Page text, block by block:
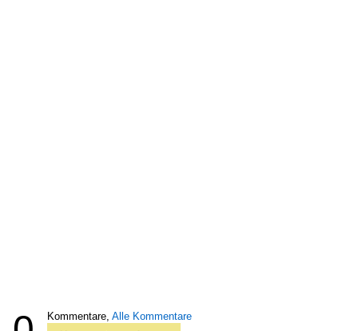
Kommentare, Alle Kommentare